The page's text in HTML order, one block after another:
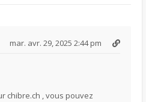
mar. avr. 29, 2025 2:44 pm
chibre.ch , vous pouvez